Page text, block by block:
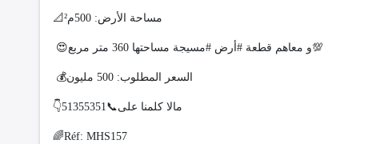
📐مساحة الأرض: 500م²
😍و معاهم قطعة #أرض #مسيجة مساحتها 360 متر مربع💯
💰السعر المطلوب: 500 مليون
👇مالا كلمنا على📞51355351
🌈Réf: MHS157